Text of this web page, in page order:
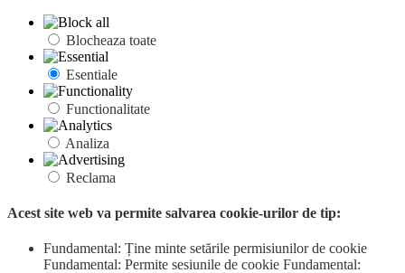
Blocheaza toate
Esentiale
Functionalitate
Analiza
Reclama
Acest site web va permite salvarea cookie-urilor de tip:
Fundamental: Ține minte setările permisiunilor de cookie
Fundamental: Permite sesiunile de cookie Fundamental: